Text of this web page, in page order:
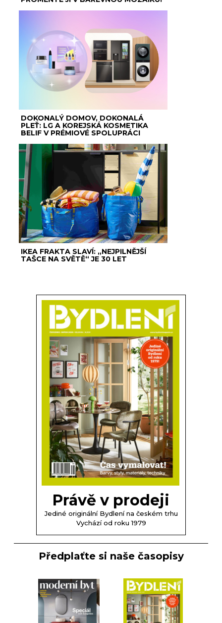
DOKONALÝ DOMOV, DOKONALÁ
PLEŤ: LG A KOREJSKÁ KOSMETIKA
BELIF V PRÉMIOVÉ SPOLUPRÁCI
IKEA FRAKTA SLAVÍ: „NEJPILNĚJŠÍ
TAŠCE NA SVĚTĚ“ JE 30 LET
Právě v prodeji
Jediné originální Bydlení na českém trhu
Vychází od roku 1979
Předplaťte si naše časopisy